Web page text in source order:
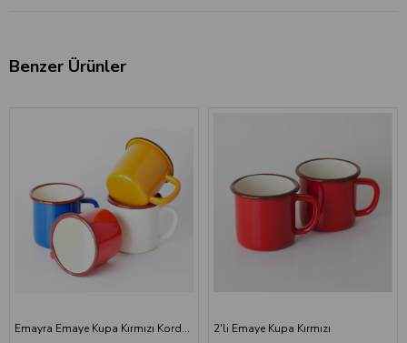
Benzer Ürünler
Emayra Emaye Kupa Kırmızı Kordon Kahve 380 ml | Çamlıca Home 2'li Emaye Kupa Kırmızı